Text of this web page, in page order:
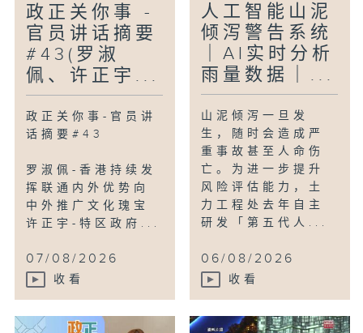
政正关你事 -
官员讲话摘要
#43(罗淑
佩、许正宇...
政正关你事-官员讲
话摘要#43
罗淑佩-香港持续发
挥联通内外优势向
中外推广文化瑰宝
许正宇-特区政府...
07/08/2026
收看
人工智能山泥
倾泻警告系统
｜AI实时分析
雨量数据｜...
山泥倾泻一旦发
生，随时会造成严
重事故甚至人命伤
亡。为进一步提升
风险评估能力，土
力工程处去年自主
研发「第五代人...
06/08/2026
收看